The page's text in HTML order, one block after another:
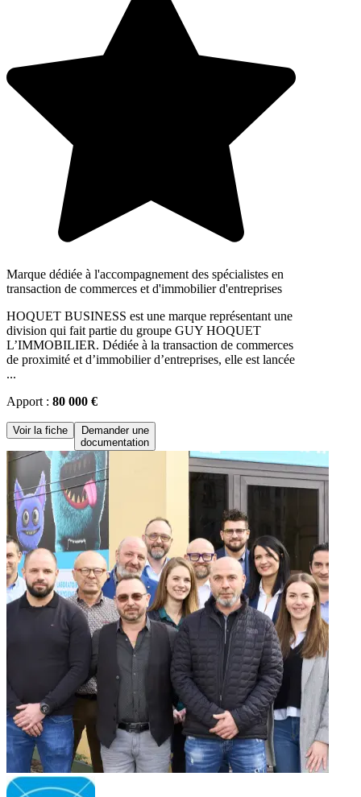
Marque dédiée à l'accompagnement des spécialistes en
transaction de commerces et d'immobilier d'entreprises
HOQUET BUSINESS est une marque représentant une
division qui fait partie du groupe GUY HOQUET
L’IMMOBILIER. Dédiée à la transaction de commerces
de proximité et d’immobilier d’entreprises, elle est lancée
...
Apport : 80 000 €
Voir la fiche
Demander une
documentation